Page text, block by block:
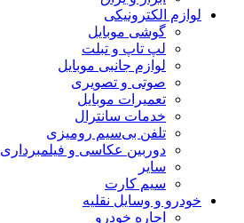
لوازم الکترونیکی
گوشی موبایل
لپ تاپ و تبلت
لوازم جانبی موبایل
صوتی و تصویری
تعمیرات موبایل
خدمات سانترال
تلفن بی‌سیم رومیزی
دوربین عکاسی و فیلمبرداری
سایر
سیم کارت
خودرو و وسایل نقلیه
اجاره خودرو